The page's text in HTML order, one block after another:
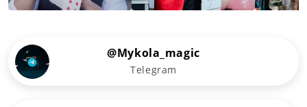
@Mykola_magic
Telegram